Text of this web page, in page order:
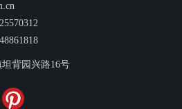
背园兴路16号